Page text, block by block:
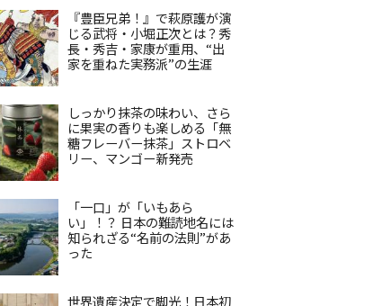
『豊臣兄弟！』で萩原護が演
じる武将・小堀正次とは？秀
長・秀吉・家康が重用、“出
家を重ねた実務派”の生涯
しっかり抹茶の味わい、さら
に果実の香りも楽しめる「無
糖フレーバー抹茶」ストロベ
リー、マンゴー新発売
「一口」が「いもあら
い」！？ 日本の難読地名には
知られざる“名前の法則”があ
った
世界遺産決定で脚光！日本初